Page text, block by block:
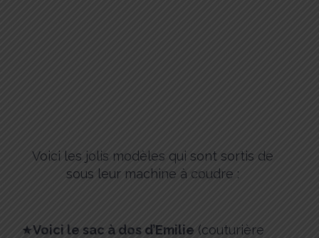
Voici les jolis modèles qui sont sortis de
sous leur machine à coudre :
★Voici le sac à dos d’Emilie (couturière